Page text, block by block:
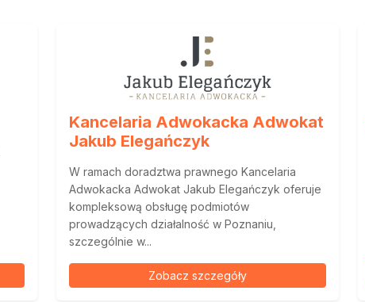
Kancelaria Adwokacka Adwokat
Jakub Elegańczyk
W ramach doradztwa prawnego Kancelaria
Adwokacka Adwokat Jakub Elegańczyk oferuje
kompleksową obsługę podmiotów
prowadzących działalność w Poznaniu,
szczególnie w...
Zobacz szczegóły